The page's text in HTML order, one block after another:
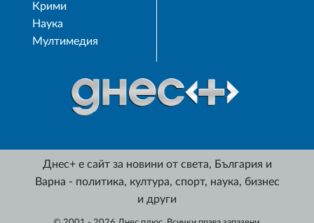
Крими
Наука
Мултимедия
Днес+ е сайт за новини от света, България и
Варна - политика, култура, спорт, наука, бизнес
и други